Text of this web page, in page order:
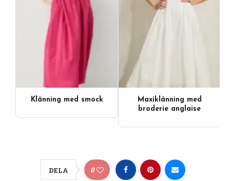
Klänning med smock
Maxiklänning med
broderie anglaise
DELA 0